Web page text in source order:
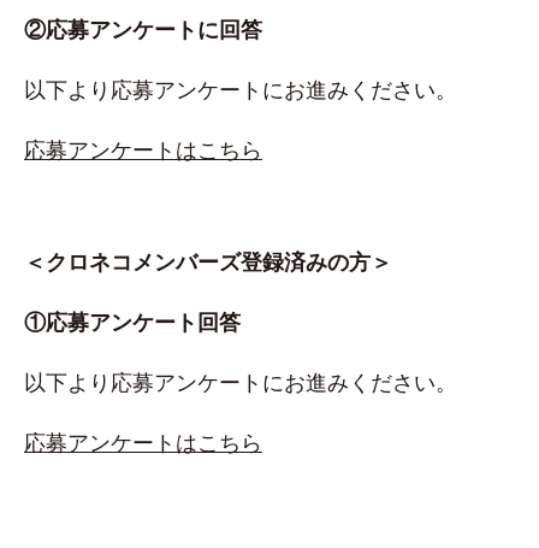
②応募アンケートに回答
以下より応募アンケートにお進みください。
応募アンケートはこちら
＜クロネコメンバーズ登録済みの方＞
①応募アンケート回答
以下より応募アンケートにお進みください。
応募アンケートはこちら